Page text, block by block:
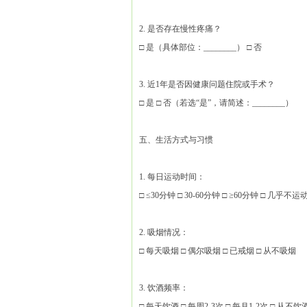
2. 是否存在慢性疼痛？
□ 是（具体部位：________） □ 否
3. 近1年是否因健康问题住院或手术？
□ 是 □ 否（若选“是”，请简述：________）
五、生活方式与习惯
1. 每日运动时间：
□ ≤30分钟 □ 30-60分钟 □ ≥60分钟 □ 几乎不运
2. 吸烟情况：
□ 每天吸烟 □ 偶尔吸烟 □ 已戒烟 □ 从不吸烟
3. 饮酒频率：